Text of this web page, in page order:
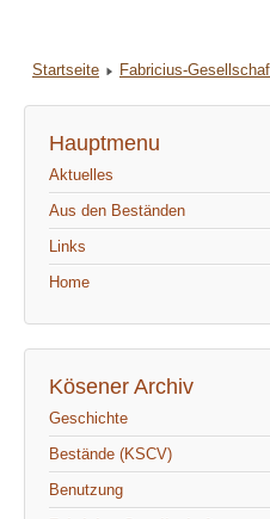
Startseite Fabricius-
Hauptmenu
Aktuelles
Aus den Beständen
Links
Home
Kösener Archiv
Geschichte
Bestände (KSCV)
Benutzung